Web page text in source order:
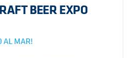
BEER EXPO
AL MAR!